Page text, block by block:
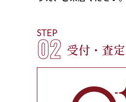
STEP
02 受付・査定